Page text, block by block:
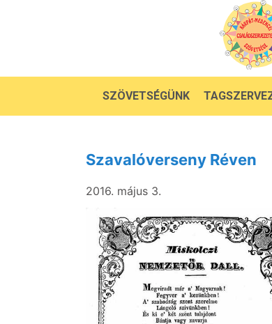
SZÖVETSÉGÜNK
Szavalóverseny Réven
2016. május 3.